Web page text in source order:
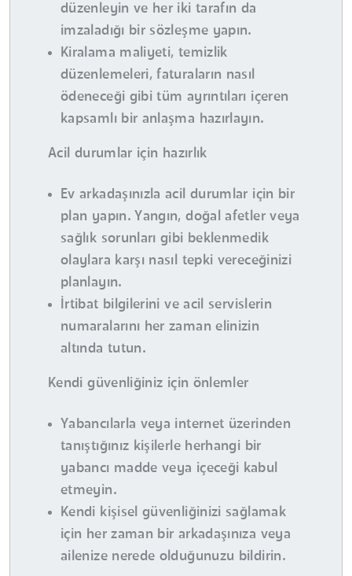
düzenleyin ve her iki tarafın da
imzaladığı bir sözleşme yapın.
Kiralama maliyeti, temizlik
düzenlemeleri, faturaların nasıl
ödeneceği gibi tüm ayrıntıları içeren
kapsamlı bir anlaşma hazırlayın.
Acil durumlar için hazırlık
Ev arkadaşınızla acil durumlar için bir
plan yapın. Yangın, doğal afetler veya
sağlık sorunları gibi beklenmedik
olaylara karşı nasıl tepki vereceğinizi
planlayın.
İrtibat bilgilerini ve acil servislerin
numaralarını her zaman elinizin
altında tutun.
Kendi güvenliğiniz için önlemler
Yabancılarla veya internet üzerinden
tanıştığınız kişilerle herhangi bir
yabancı madde veya içeceği kabul
etmeyin.
Kendi kişisel güvenliğinizi sağlamak
için her zaman bir arkadaşınıza veya
ailenize nerede olduğunuzu bildirin.